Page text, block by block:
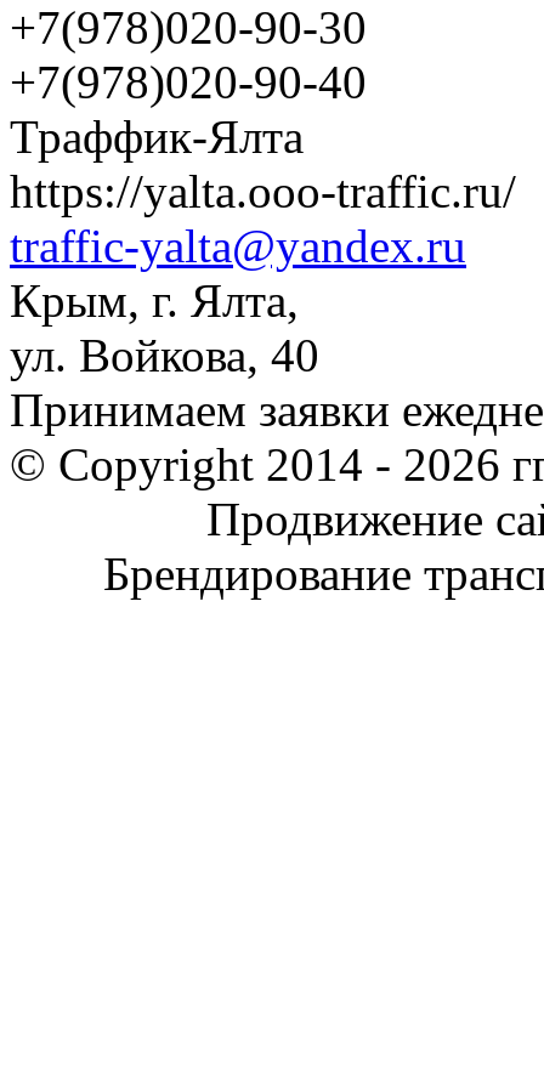
+7(978)020-90-30
+7(978)020-90-40
Траффик-Ялта
https://yalta.ooo-traffic.ru/
traffic-yalta@yandex.ru
Крым, г. Ялта,
ул. Войкова, 40
Принимаем заявки
© Copyright 2014 - 2026
Продвижение
Брендирование